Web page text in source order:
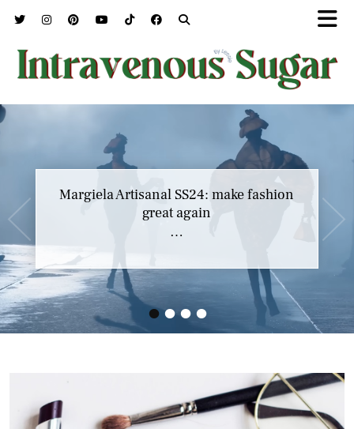
••••
Margiela Artisanal SS24: make fashion
great again
…